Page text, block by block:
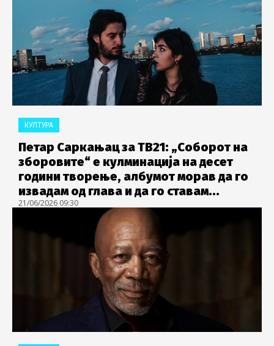
КУЛТУРА
Петар Саркањац за ТВ21: „Соборот на
зборовите“ е кулминација на десет
години творење, албумот морав да го
извадам од глава и да го ставам...
21/06/2026 09:30